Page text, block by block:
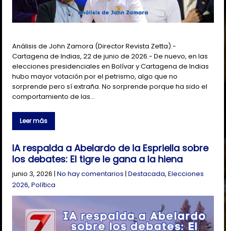
Análisis de John Zamora (Director Revista Zetta).-
Cartagena de Indias, 22 de junio de 2026.- De nuevo, en las
elecciones presidenciales en Bolívar y Cartagena de Indias
hubo mayor votación por el petrismo, algo que no
sorprende pero sí extraña. No sorprende porque ha sido el
comportamiento de las…
Leer más
IA respalda a Abelardo de la Espriella sobre
los debates: El tigre le gana a la hiena
junio 3, 2026 |No hay comentarios |Destacada,Elecciones
2026,Política